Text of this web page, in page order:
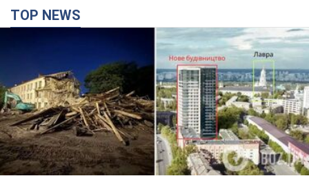
TOP NEWS